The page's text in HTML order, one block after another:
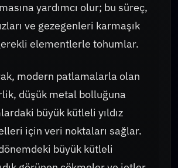
yardımcı olur; bu süreç,
ve gezegenleri karmaşık
elementlerle tohumlar.
modern patlamalarla olan
düşük metal bolluğuna
büyük kütleli yıldız
için veri noktaları sağlar.
büyük kütleli